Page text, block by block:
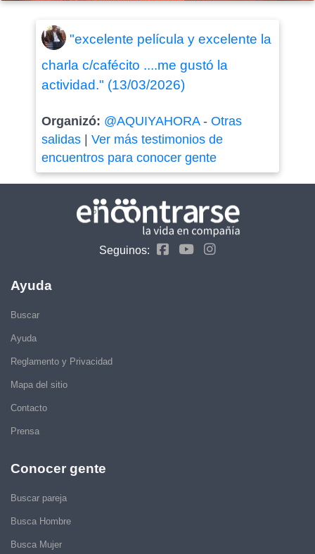
"excelente película y excelente la
charla c/cafécito ....me gustó la
actividad." (13/03/2026)
Organizó: @AQUIYAHORA- Otras
salidas| Ver más testimonios de
encuentros para conocer gente
Seguinos:
Ayuda
Buscar
Ayuda
Reglamento y Privacidad
Mapa del sitio
Contacto
Prensa
Conocer gente
Buscar pareja
Busca Hombre
Busca Mujer